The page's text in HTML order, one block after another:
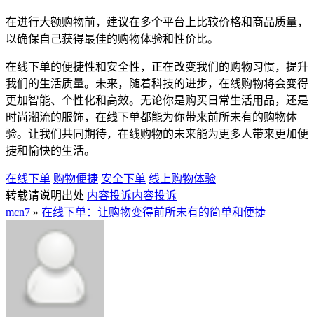
在进行大额购物前，建议在多个平台上比较价格和商品质量，
以确保自己获得最佳的购物体验和性价比。
在线下单的便捷性和安全性，正在改变我们的购物习惯，提升
我们的生活质量。未来，随着科技的进步，在线购物将会变得
更加智能、个性化和高效。无论你是购买日常生活用品，还是
时尚潮流的服饰，在线下单都能为你带来前所未有的购物体
验。让我们共同期待，在线购物的未来能为更多人带来更加便
捷和愉快的生活。
在线下单 购物便捷 安全下单 线上购物体验
转载请说明出处 内容投诉内容投诉
mcn7 » 在线下单：让购物变得前所未有的简单和便捷